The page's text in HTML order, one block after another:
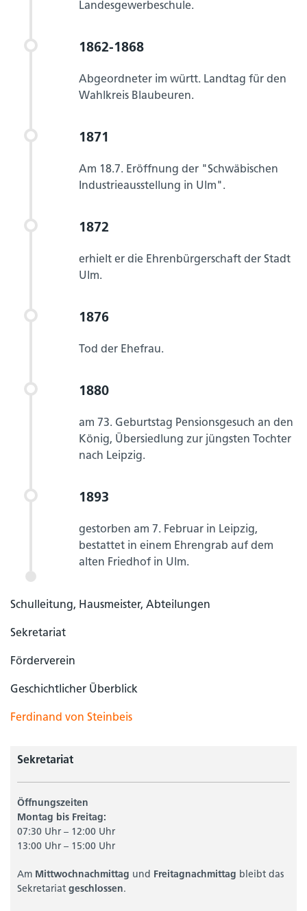
Landesgewerbeschule.
1862-1868
Abgeordneter im württ. Landtag für den
Wahlkreis Blaubeuren.
1871
Am 18.7. Eröffnung der "Schwäbischen
Industrieausstellung in Ulm".
1872
erhielt er die Ehrenbürgerschaft der Stadt
Ulm.
1876
Tod der Ehefrau.
1880
am 73. Geburtstag Pensionsgesuch an den
König, Übersiedlung zur jüngsten Tochter
nach Leipzig.
1893
gestorben am 7. Februar in Leipzig,
bestattet in einem Ehrengrab auf dem
alten Friedhof in Ulm.
Schulleitung, Hausmeister, Abteilungen
Sekretariat
Förderverein
Geschichtlicher Überblick
Ferdinand von Steinbeis
Sekretariat
Öffnungszeiten
Montag bis Freitag:
07:30 Uhr – 12:00 Uhr
13:00 Uhr – 15:00 Uhr
Am Mittwochnachmittag und Freitagnachmittag bleibt das
Sekretariat geschlossen.